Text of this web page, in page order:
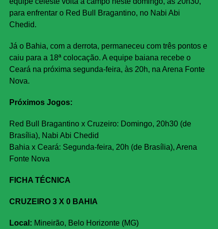
para enfrentar o Red Bull Bragantino, no Nabi Abi
Chedid.
Já o Bahia, com a derrota, permaneceu com três pontos e
caiu para a 18ª colocação. A equipe baiana recebe o
Ceará na próxima segunda-feira, às 20h, na Arena Fonte
Nova.
Próximos Jogos:
Red Bull Bragantino x Cruzeiro: Domingo, 20h30 (de
Brasília), Nabi Abi Chedid
Bahia x Ceará: Segunda-feira, 20h (de Brasília), Arena
Fonte Nova
FICHA TÉCNICA
CRUZEIRO 3 X 0 BAHIA
Local: Mineirão, Belo Horizonte (MG)